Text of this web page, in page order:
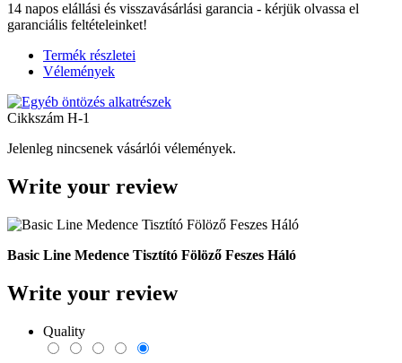
14 napos elállási és visszavásárlási garancia - kérjük olvassa el
garanciális feltételeinket!
Termék részletei
Vélemények
Cikkszám H-1
Jelenleg nincsenek vásárlói vélemények.
Write your review
Basic Line Medence Tisztító Fölöző Feszes Háló
Write your review
Quality